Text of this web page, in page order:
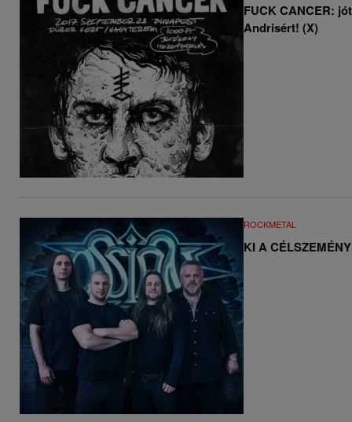
FUCK CANCER:
Andrisért! (X)
ROCKMETAL
KI A